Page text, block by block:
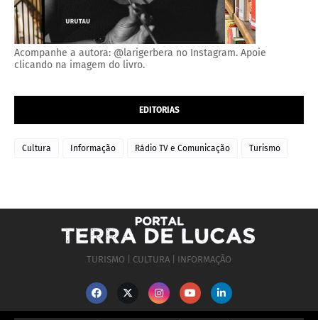
Acompanhe a autora: @larigerbera no Instagram. Apoie
clicando na imagem do livro.
EDITORIAS
Cultura Informação Rádio TV e Comunicação Turismo
TURISMO | CULTURA | INFORMAÇÃO